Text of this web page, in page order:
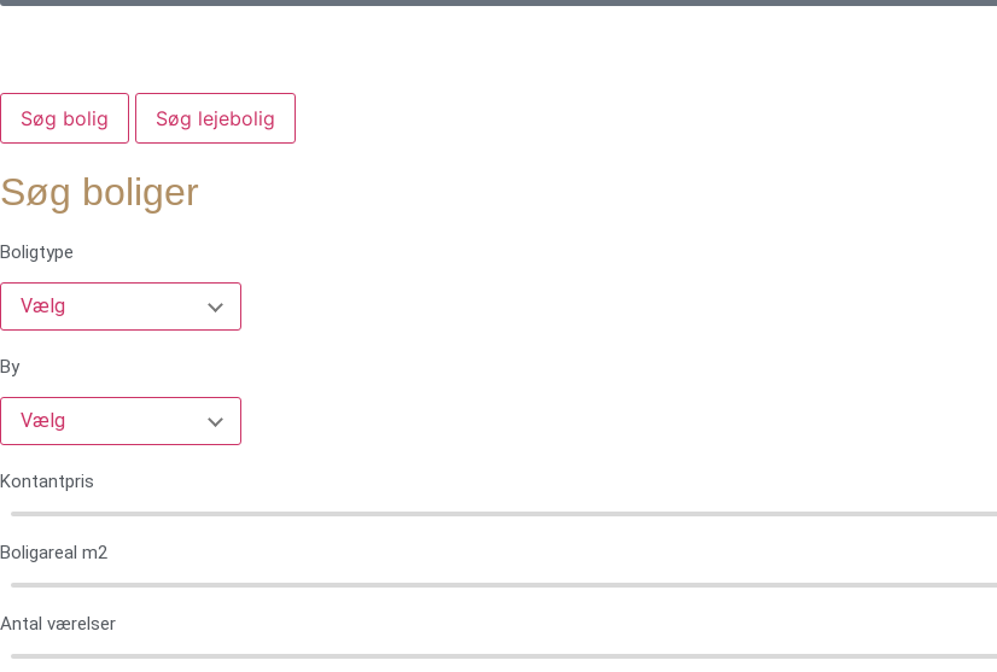
Søg bolig Søg lejebolig
Søg boliger
Boligtype
Vælg
By
Vælg
Kontantpris
Boligareal m2
Antal værelser